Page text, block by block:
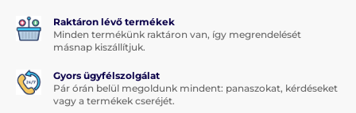
Raktáron lévő termékek
Minden termékünk raktáron van, így megrendelését
másnap kiszállítjuk.
Gyors ügyfélszolgálat
Pár órán belül megoldunk mindent: panaszokat, kérdéseket
vagy a termékek cseréjét.